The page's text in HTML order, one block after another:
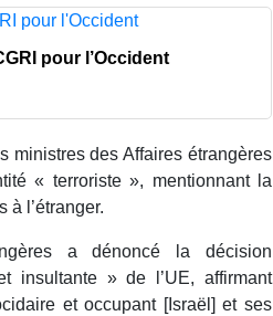
pour l’Occident
ministres des Affaires étrangères
« terroriste », mentionnant la
à l’étranger.
a dénoncé la décision
insultante » de l’UE, affirmant
et occupant [Israël] et ses